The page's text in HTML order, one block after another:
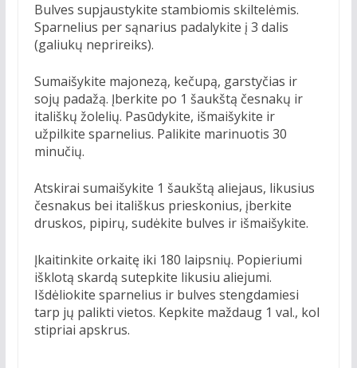
Bulves supjaustykite stambiomis skiltelėmis.
Sparnelius per sąnarius padalykite į 3 dalis
(galiukų neprireiks).
Sumaišykite majonezą, kečupą, garstyčias ir
sojų padažą. Įberkite po 1 šaukštą česnakų ir
itališkų žolelių. Pasūdykite, išmaišykite ir
užpilkite sparnelius. Palikite marinuotis 30
minučių.
Atskirai sumaišykite 1 šaukštą aliejaus, likusius
česnakus bei itališkus prieskonius, įberkite
druskos, pipirų, sudėkite bulves ir išmaišykite.
Įkaitinkite orkaitę iki 180 laipsnių. Popieriumi
išklotą skardą sutepkite likusiu aliejumi.
Išdėliokite sparnelius ir bulves stengdamiesi
tarp jų palikti vietos. Kepkite maždaug 1 val., kol
stipriai apskrus.